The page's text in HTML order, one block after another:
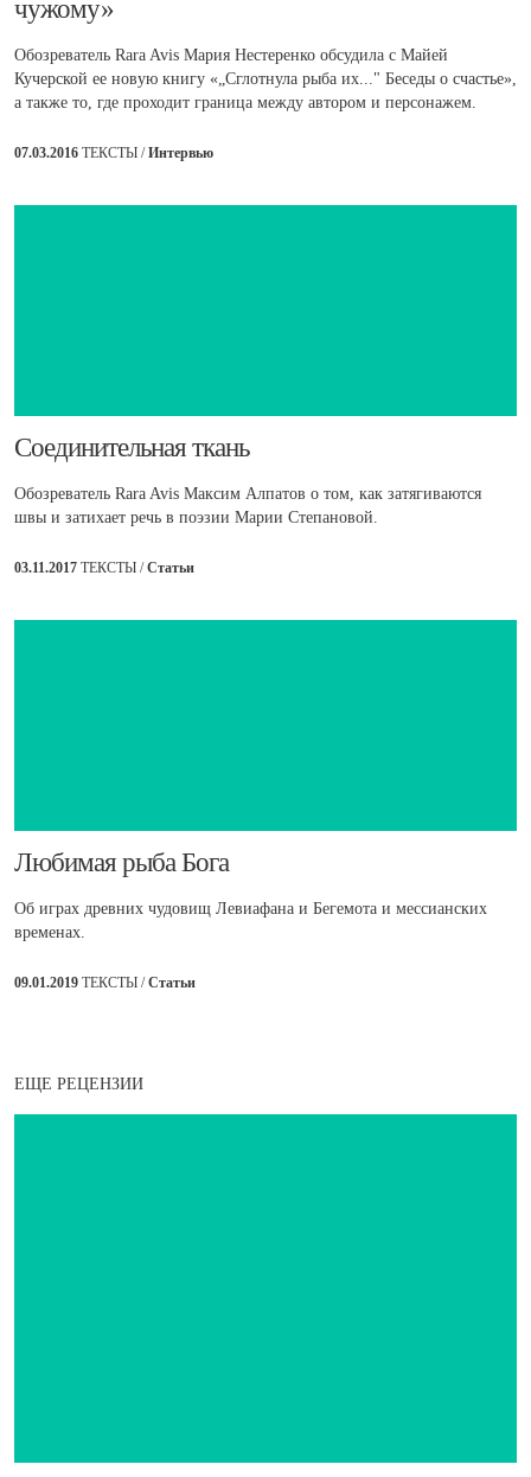
чужому»
Обозреватель Rara Avis Мария Нестеренко обсудила с Майей
Кучерской ее новую книгу «„Сглотнула рыба их..." Беседы о счастье»,
а также то, где проходит граница между автором и персонажем.
07.03.2016 ТЕКСТЫ /Интервью
​Соединительная ткань
Обозреватель Rara Avis Максим Алпатов о том, как затягиваются
швы и затихает речь в поэзии Марии Степановой.
03.11.2017 ТЕКСТЫ /Статьи
Любимая рыба Бога
Об играх древних чудовищ Левиафана и Бегемота и мессианских
временах.
09.01.2019 ТЕКСТЫ /Статьи
ЕЩЕ РЕЦЕНЗИИ